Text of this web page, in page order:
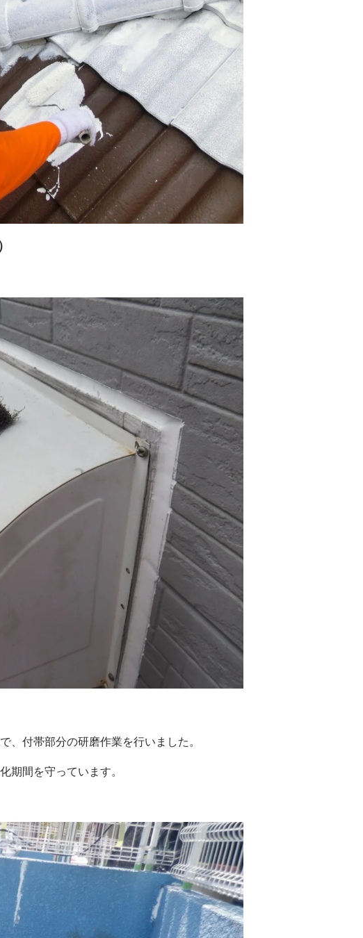
、付帯部分の研磨作業を行いました。
期間を守っています。